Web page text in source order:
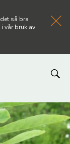
så bra
vår bruk av